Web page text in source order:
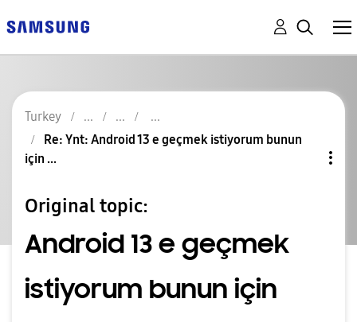
Turkey
Re: Ynt: Android 13 e geçmek istiyorum bunun
için ...
Original topic:
Android 13 e geçmek
istiyorum bunun için